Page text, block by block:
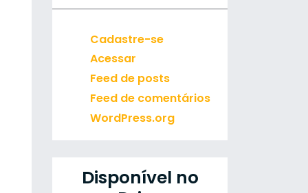
Cadastre-se
Acessar
Feed de posts
Feed de comentários
WordPress.org
Disponível no